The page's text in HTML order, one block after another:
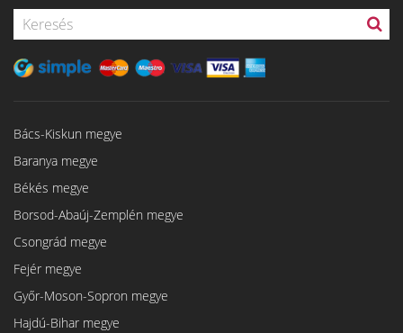
Bács-Kiskun megye
Baranya megye
Békés megye
Borsod-Abaúj-Zemplén megye
Csongrád megye
Fejér megye
Győr-Moson-Sopron megye
Hajdú-Bihar megye